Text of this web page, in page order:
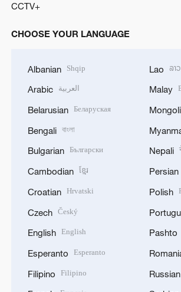
CCTV+
CHOOSE YOUR LANGUAGE
Albanian Shqip
Arabic العربية
Belarusian Беларуская
Bengali বাংলা
Bulgarian Български
Cambodian ខ្មែរ
Croatian Hrvatski
Czech Český
English English
Esperanto Esperanto
Filipino Filipino
Lao ລາວ
Malay
Nepali
Persian
Polish
Pashto
Russian